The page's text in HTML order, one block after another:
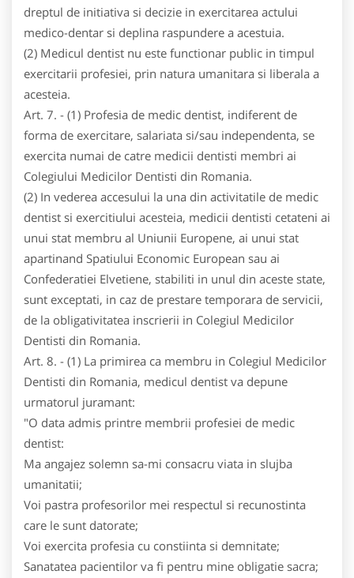
dreptul de initiativa si decizie in exercitarea actului
medico-dentar si deplina raspundere a acestuia.
(2) Medicul dentist nu este functionar public in timpul
exercitarii profesiei, prin natura umanitara si liberala a
acesteia.
Art. 7. - (1) Profesia de medic dentist, indiferent de
forma de exercitare, salariata si/sau independenta, se
exercita numai de catre medicii dentisti membri ai
Colegiului Medicilor Dentisti din Romania.
(2) In vederea accesului la una din activitatile de medic
dentist si exercitiului acesteia, medicii dentisti cetateni ai
unui stat membru al Uniunii Europene, ai unui stat
apartinand Spatiului Economic European sau ai
Confederatiei Elvetiene, stabiliti in unul din aceste state,
sunt exceptati, in caz de prestare temporara de servicii,
de la obligativitatea inscrierii in Colegiul Medicilor
Dentisti din Romania.
Art. 8. - (1) La primirea ca membru in Colegiul Medicilor
Dentisti din Romania, medicul dentist va depune
urmatorul juramant:
"O data admis printre membrii profesiei de medic
dentist:
Ma angajez solemn sa-mi consacru viata in slujba
umanitatii;
Voi pastra profesorilor mei respectul si recunostinta
care le sunt datorate;
Voi exercita profesia cu constiinta si demnitate;
Sanatatea pacientilor va fi pentru mine obligatie sacra;